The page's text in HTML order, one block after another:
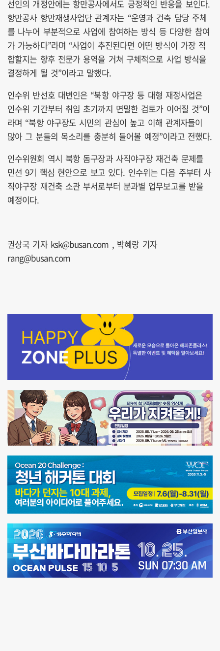
선인의 개정안에는 항만공사에서도 긍정적인 반응을 보인다.
항만공사 항만재생사업단 관계자는 “운영과 건축 담당 주체
를 나누어 부분적으로 사업에 참여하는 방식 등 다양한 참여
가 가능하다”라며 “사업이 추진된다면 어떤 방식이 가장 적
합할지는 향후 전문가 용역을 거쳐 구체적으로 사업 방식을
결정하게 될 것”이라고 말했다.
인수위 반선호 대변인은 “북항 야구장 등 대형 재정사업은
인수위 기간부터 취임 초기까지 면밀한 검토가 이어질 것”이
라며 “북항 야구장도 시민의 관심이 높고 이해 관계자들이
많아 그 분들의 목소리를 충분히 들어볼 예정”이라고 전했다.
인수위원회 역시 북항 돔구장과 사직야구장 재건축 문제를
민선 9기 핵심 현안으로 보고 있다. 인수위는 다음 주부터 사
직야구장 재건축 소관 부서로부터 분과별 업무보고를 받을
예정이다.
권상국 기자 ksk@busan.com , 박혜랑 기자
rang@busan.com